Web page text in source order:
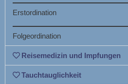
Erstordination
Folgeordination
Reisemedizin und Impfungen
Tauchtauglichkeit